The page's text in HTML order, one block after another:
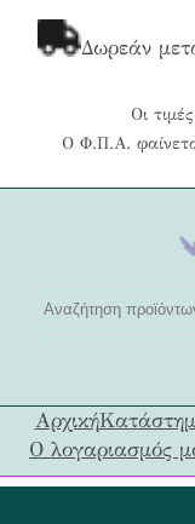
Δωρεάν
Οι
Ο Φ.Π.Α.
Αρχική
Ο λογαριασμός